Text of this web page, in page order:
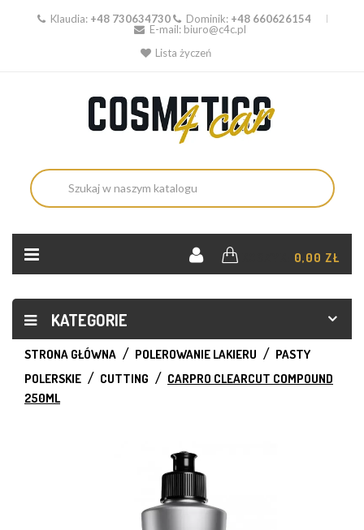
Klaudia: +48 730634730 Dominik: +48 660626154
E-mail: biuro@c4c.pl
Lista życzeń
0,00 ZŁ
KATEGORIE
STRONA GŁÓWNA POLEROWANIE LAKIERU
PASTY
POLERSKIE
CUTTING
CARPRO CLEARCUT COMPOUND
250ML